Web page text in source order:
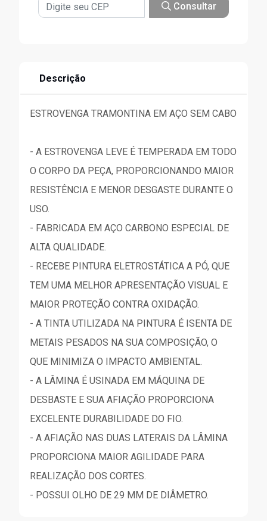
Consultar
Descrição
ESTROVENGA TRAMONTINA EM AÇO SEM CABO
- A ESTROVENGA LEVE É TEMPERADA EM TODO
O CORPO DA PEÇA, PROPORCIONANDO MAIOR
RESISTÊNCIA E MENOR DESGASTE DURANTE O
USO.
- FABRICADA EM AÇO CARBONO ESPECIAL DE
ALTA QUALIDADE.
- RECEBE PINTURA ELETROSTÁTICA A PÓ, QUE
TEM UMA MELHOR APRESENTAÇÃO VISUAL E
MAIOR PROTEÇÃO CONTRA OXIDAÇÃO.
- A TINTA UTILIZADA NA PINTURA É ISENTA DE
METAIS PESADOS NA SUA COMPOSIÇÃO, O
QUE MINIMIZA O IMPACTO AMBIENTAL.
- A LÂMINA É USINADA EM MÁQUINA DE
DESBASTE E SUA AFIAÇÃO PROPORCIONA
EXCELENTE DURABILIDADE DO FIO.
- A AFIAÇÃO NAS DUAS LATERAIS DA LÂMINA
PROPORCIONA MAIOR AGILIDADE PARA
REALIZAÇÃO DOS CORTES.
- POSSUI OLHO DE 29 MM DE DIÂMETRO.